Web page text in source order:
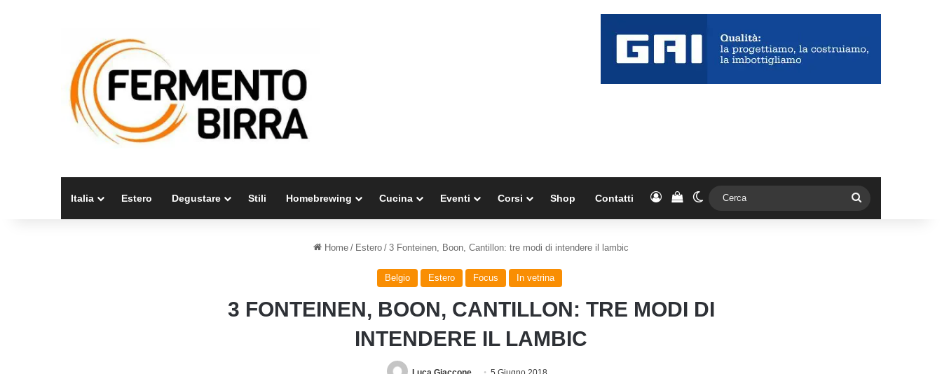
Italia Estero Degustare Stili Homebrewing Cucina Eventi Corsi Shop Contatti AccediVedi il carrello
Cambia aspetto
Home / Estero / 3 Fonteinen, Boon, Cantillon: tre modi di intendere il lambic
Belgio Estero Focus In vetrina
3 FONTEINEN, BOON, CANTILLON: TRE MODI DI
INTENDERE IL LAMBIC